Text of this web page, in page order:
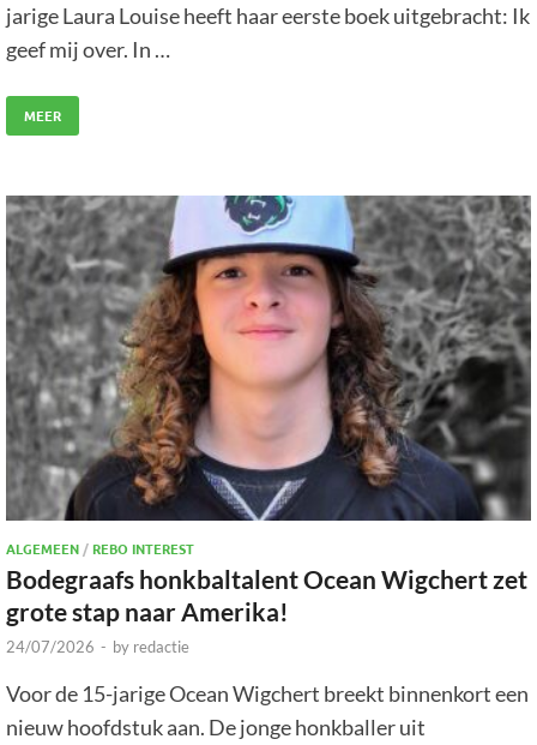
jarige Laura Louise heeft haar eerste boek uitgebracht: Ik
geef mij over. In …
MEER
ALGEMEEN / REBO INTEREST
Bodegraafs honkbaltalent Ocean Wigchert zet
grote stap naar Amerika!
24/07/2026 - by redactie
Voor de 15-jarige Ocean Wigchert breekt binnenkort een
nieuw hoofdstuk aan. De jonge honkballer uit